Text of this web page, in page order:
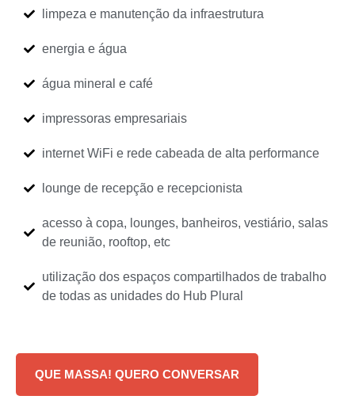
limpeza e manutenção da infraestrutura
energia e água
água mineral e café
impressoras empresariais
internet WiFi e rede cabeada de alta performance
lounge de recepção e recepcionista
acesso à copa, lounges, banheiros, vestiário, salas
de reunião, rooftop, etc
utilização dos espaços compartilhados de trabalho
de todas as unidades do Hub Plural
QUE MASSA! QUERO CONVERSAR